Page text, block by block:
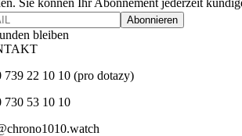
Sie können Ihr Abonnement jederzeit
Abonnieren
bleiben
739 22 10 10 (pro dotazy)
730 53 10 10